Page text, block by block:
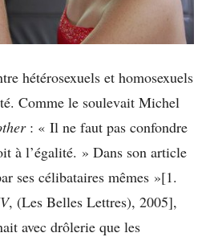
hétérosexuels et homosexuels
Comme le soulevait Michel
: « Il ne faut pas confondre
à l’égalité. » Dans son article
ses célibataires mêmes »[1.
, (Les Belles Lettres), 2005],
avec drôlerie que les